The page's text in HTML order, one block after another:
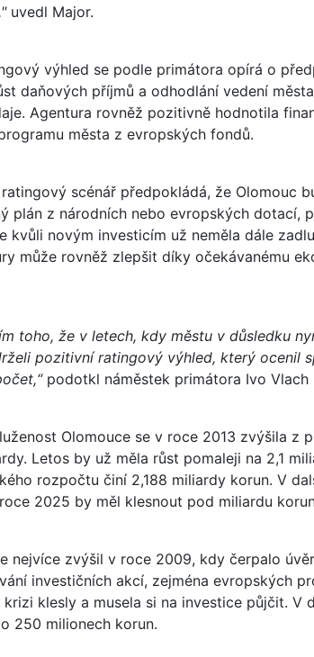
uvedl Major.
výhled se podle primátora opírá o
daňových příjmů a odhodlání vedení
Agentura rovněž pozitivně hodnotila
města z evropských fondů.
scénář předpokládá, že Olomouc
plán z národních nebo evropských dotací,
kvůli novým investicím už neměla dále
může rovněž zlepšit díky očekávanému
toho, že v letech, kdy městu v důsledku
pozitivní ratingový výhled, který ocenil
podotkl náměstek primátora Ivo Vlach
Olomouce se v roce 2013 zvýšila z
Letos by už měla růst pomaleji na 2,1
rozpočtu činí 2,188 miliardy korun. V
2025 by měl klesnout pod miliardu
nejvíce zvýšil v roce 2009, kdy čerpalo
investičních akcí, zejména evropských
krizi klesly a musela si na investice půjčit. V
250 milionech korun.